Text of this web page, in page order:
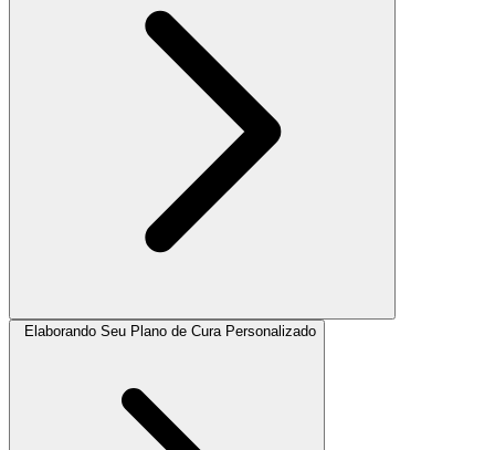
Elaborando Seu Plano de Cura Personalizado